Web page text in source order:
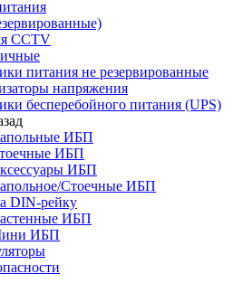
CCTV
питания не резервированные
напряжения
бесперебойного питания (UPS)
ИБП
ИБП
ИБП
Стоечные ИБП
DIN-рейку
ИБП
ИБП